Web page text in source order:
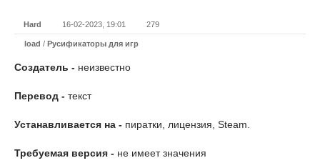
Hard 16-02-2023, 19:01 279
load / Русификаторы для игр
Создатель - неизвестно
Перевод - текст
Устанавливается на - пиратки, лицензия, Steam.
Требуемая версия - не имеет значения